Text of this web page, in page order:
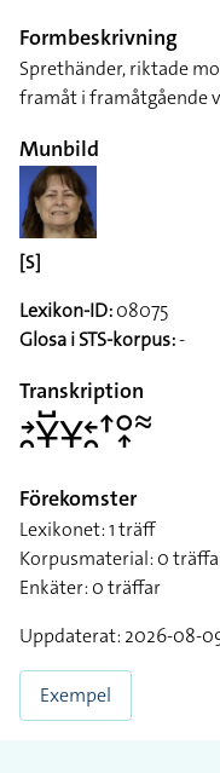
Formbeskrivning
Sprethänder, riktade
framåt i framåtgående
Munbild
[S]
Lexikon-ID:08075
Glosa i STS-korpus:-
Transkription
􌥔􌥘􌥃􌤹􌥃􌥓􌥘􌦃􌥰􌥾􌦇
Förekomster
Lexikonet: 1 träff
Korpusmaterial: 0
Enkäter: 0 träffar
Uppdaterat: 2026-08-
Exempel